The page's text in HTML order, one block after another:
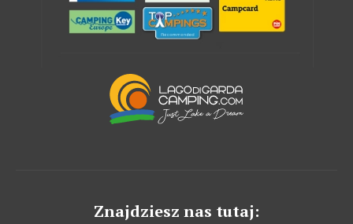
Znajdziesz nas tutaj: